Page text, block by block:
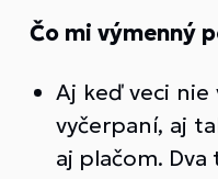
Čo mi výmenný
Aj keď veci
vyčerpaní, aj
aj plačom.